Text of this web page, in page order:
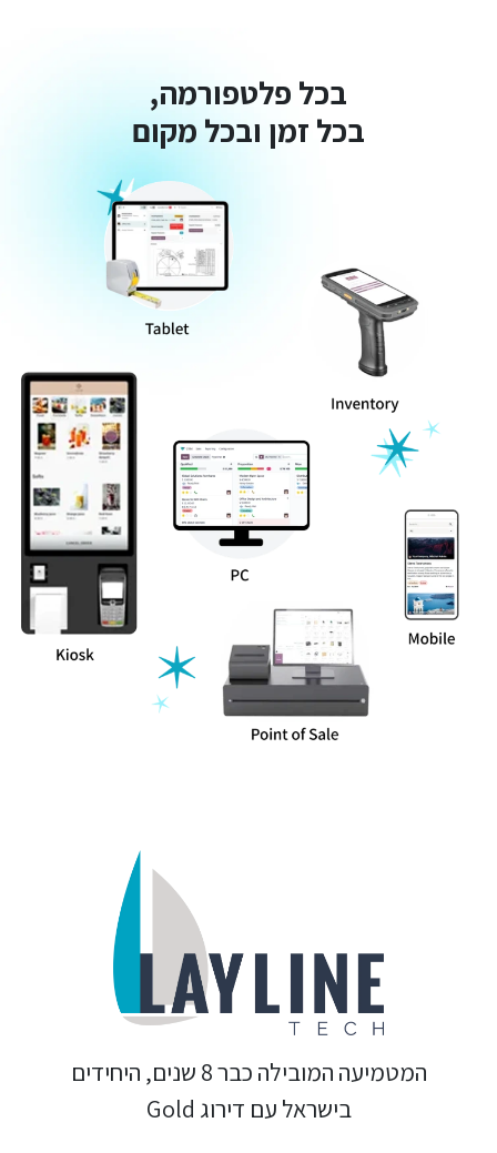
בכל פלטפורמה,
בכל זמן ובכל מקום
המטמיעה המובילה כבר 8 שנים, היחידים
בישראל עם דירוג Gold